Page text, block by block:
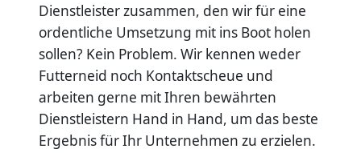
Dienstleister zusammen, den wir für eine
ordentliche Umsetzung mit ins Boot holen
sollen? Kein Problem. Wir kennen weder
Futterneid noch Kontaktscheue und
arbeiten gerne mit Ihren bewährten
Dienstleistern Hand in Hand, um das beste
Ergebnis für Ihr Unternehmen zu erzielen.